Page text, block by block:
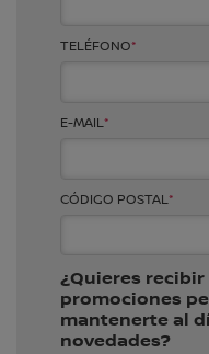
TELÉFONO*
E-MAIL*
CÓDIGO POSTAL*
¿Quieres
promociones
mantenerte al
novedades?